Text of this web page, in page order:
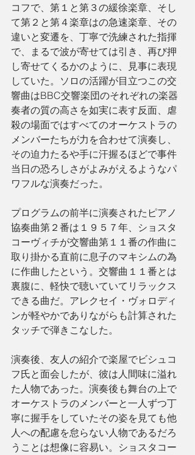
コフで、第１と第３の緩徐楽章、そし
て第２と第４楽章はの急速楽章、その
違いと変遷を、丁寧で洗練された指揮
で、まるで波が寄せては引き、再び押
し寄せてくるかのように、見事に表現
していた。ソロの活躍が目立つこの交
響曲はBBC交響楽団のそれぞれの楽器
奏者の質の高さを如実に表す反面、虐
殺の場面ではすべてのオーケストラの
メンバーたちが力を合わせて演奏し、
その迫力たるや手に汗握るほどで事件
当日の恐ろしさがよみがえるようなパ
ワフルな演奏だった。
プログラムの前半に演奏されたピアノ
協奏曲第２番は１９５７年、ショスタ
コーヴィチが交響曲第１１番の作曲に
取り掛かる直前に息子のマキシムの為
に作曲したという。交響曲１１番とは
裏腹に、軽快で聴いていてリラックス
できる曲だ。アレクセイ・ヴォロディ
ンが軽やかでありながらも計算された
タッチで弾きこなした。
演奏後、友人の紹介で楽屋でビシュコ
フ氏と面会したが、彼は人間味に溢れ
た人物であった。演奏後も舞台の上で
オーケストラのメンバーと一人ずつ丁
寧に握手をしていたその姿を見ても他
人への配慮を怠らない人物であるだろ
うことは想像に容易い。ショスタコー